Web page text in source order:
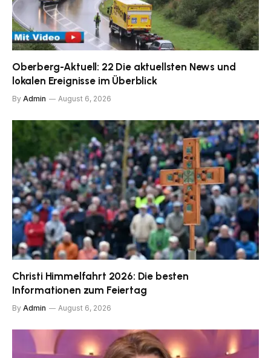
Oberberg-Aktuell: 22 Die aktuellsten News und
lokalen Ereignisse im Überblick
By Admin August 6, 2026
Christi Himmelfahrt 2026: Die besten
Informationen zum Feiertag
By Admin August 6, 2026